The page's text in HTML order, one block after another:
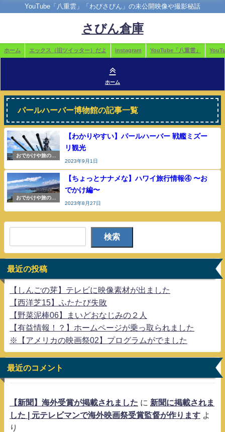
YouTube「八重雲」「わびさびん」の未公開映像や撮影秘話
さびん倉庫
ホーム エックス（旧ツイッター）だよ instagram YouTube「八重雲」
ホーム
パールハーバー博物館の記事一覧
おでかけや旅の参
【わかりやすい】パールハーバー 戦艦ミズー
リ観光
2023年9月1日
おでかけや旅の参
【ちょっとナナメな】ハワイ旅行情報④ 〜お
でかけ編〜
2023年8月27日
検索
最近の投稿
【しんごの芽】テレビに映像素材が出ました
【西洋芝15】ふたたび失敗
【野菜泥棒06】まいどおなじみの２人
【有益情報！？】ホームページが乗っ取られました
※【アメリカの映画祭02】プログラムがでました
最近のコメント
【新聞】海外受賞が掲載されました に 新聞に掲載されま
した | 元テレビマンで海外映画祭受賞監督が作ります よ
り